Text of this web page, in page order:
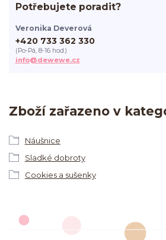
Zboží zařazeno v
Náušnice
Sladké dobroty
Cookies a sušenky
Potřebujete poradit?
Veronika Deverová
+420 733 362 330
(Po-Pá, 8-16 hod.)
info@dewewe.cz